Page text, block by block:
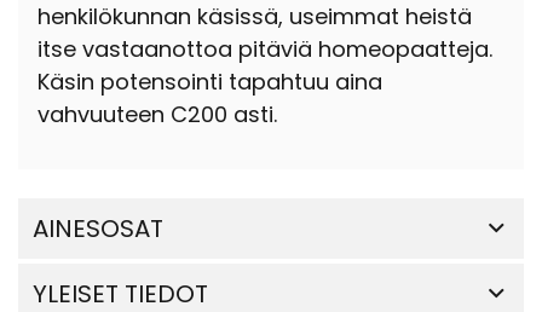
henkilökunnan käsissä, useimmat heistä
itse vastaanottoa pitäviä homeopaatteja.
Käsin potensointi tapahtuu aina
vahvuuteen C200 asti.
AINESOSAT
YLEISET TIEDOT